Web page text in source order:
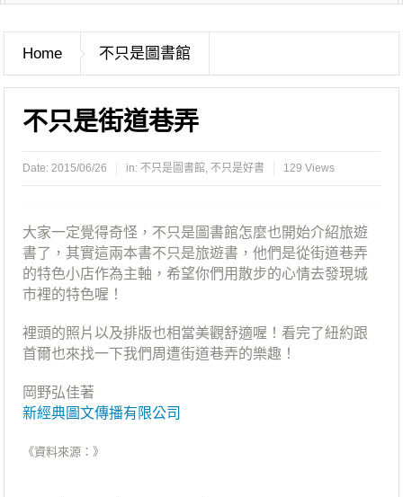
Home 不只是圖書館
不只是街道巷弄
Date:2015/06/26 in: 不只是圖書館, 不只是好書 129 Views
大家一定覺得奇怪，不只是圖書館怎麼也開始介紹旅遊
書了，其實這兩本書不只是旅遊書，他們是從街道巷弄
的特色小店作為主軸，希望你們用散步的心情去發現城
市裡的特色喔！
裡頭的照片以及排版也相當美觀舒適喔！看完了紐約跟
首爾也來找一下我們周遭街道巷弄的樂趣！
岡野弘佳著
新經典圖文傳播有限公司
《資料來源：》